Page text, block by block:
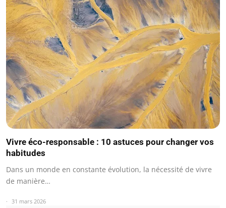
Vivre éco-responsable : 10 astuces pour changer vos
habitudes
Dans un monde en constante évolution, la nécessité de vivre
de manière…
31 mars 2026